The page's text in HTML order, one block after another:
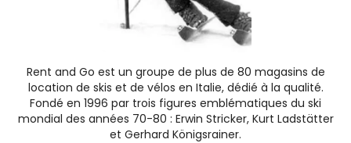
Rent and Go est un groupe de plus de 80 magasins de
location de skis et de vélos en Italie, dédié à la qualité.
Fondé en 1996 par trois figures emblématiques du ski
mondial des années 70-80 : Erwin Stricker, Kurt Ladstätter
et Gerhard Königsrainer.